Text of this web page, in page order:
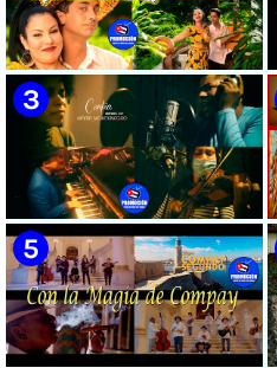
🟡 Susel Gómez (La China) ||
¨Oye Mi Leloley¨ || Director:
Onelio Jesús Larralde González
|| Música popular bailable
cubana || Videoclip || CUBA
🟡 María Montenegro -
¨Confía¨ 📺 Videoclip. CUBA